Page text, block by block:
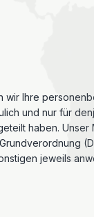
wir Ihre
und nur für
haben. Unser
jeweils